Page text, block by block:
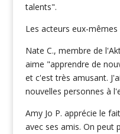
talents".
Les acteurs eux-
Nate C., membre de
aime "apprendre de
et c'est très amusant.
nouvelles personnes à
Amy Jo P. apprécie le
avec ses amis. On peut